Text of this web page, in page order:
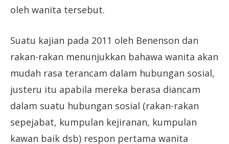
oleh wanita tersebut.
Suatu kajian pada 2011 oleh Benenson dan
rakan-rakan menunjukkan bahawa wanita akan
mudah rasa terancam dalam hubungan sosial,
justeru itu apabila mereka berasa diancam
dalam suatu hubungan sosial (rakan-rakan
sepejabat, kumpulan kejiranan, kumpulan
kawan baik dsb) respon pertama wanita